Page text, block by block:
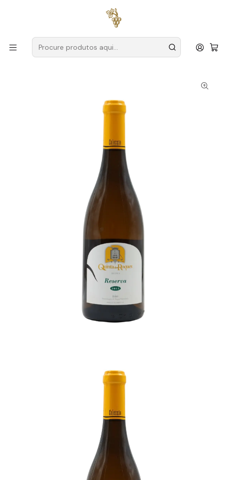
para encomendas a partir de
Produtores Dão
Quinta dos Roques
Quinta dos Roques Reserva 2022 Dão Branco 75cl